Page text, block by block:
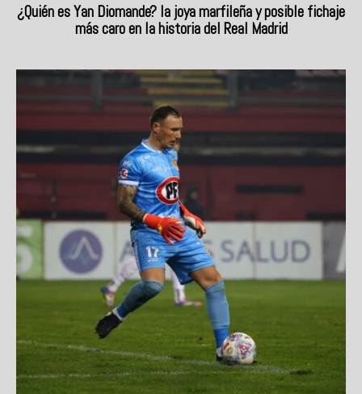
¿Quién es Yan Diomande? la joya marfileña y posible fichaje
más caro en la historia del Real Madrid